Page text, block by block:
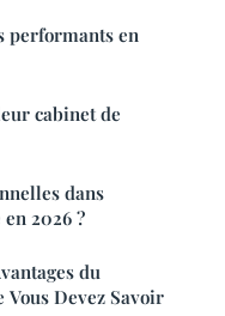
performants en
cabinet de
dans
2026 ?
du
Devez Savoir